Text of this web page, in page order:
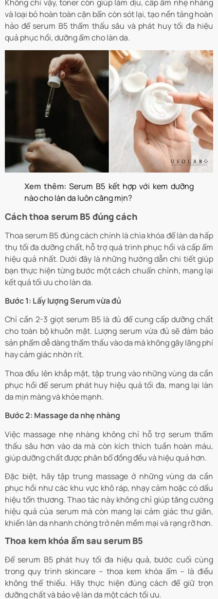
Không chỉ vậy, toner còn giúp làm dịu, cấp ẩm nhẹ nhàng
và loại bỏ hoàn toàn cặn bẩn còn sót lại, tạo nền tảng hoàn
hảo để serum B5 thẩm thấu sâu và phát huy tối đa hiệu
quả phục hồi, dưỡng ẩm cho làn da.
Xem thêm: Serum B5 kết hợp với kem dưỡng
nào cho làn da luôn căng mịn?
Cách thoa serum B5 đúng cách
Thoa serum B5 đúng cách chính là chìa khóa để làn da hấp
thụ tối đa dưỡng chất, hỗ trợ quá trình phục hồi và cấp ẩm
hiệu quả nhất. Dưới đây là những hướng dẫn chi tiết giúp
bạn thực hiện từng bước một cách chuẩn chỉnh, mang lại
kết quả tối ưu cho làn da.
Bước 1: Lấy lượng Serum vừa đủ
Chỉ cần 2-3 giọt serum B5 là đủ để cung cấp dưỡng chất
cho toàn bộ khuôn mặt. Lượng serum vừa đủ sẽ đảm bảo
sản phẩm dễ dàng thẩm thấu vào da mà không gây lãng phí
hay cảm giác nhờn rít.
Thoa đều lên khắp mặt, tập trung vào những vùng da cần
phục hồi để serum phát huy hiệu quả tối đa, mang lại làn
da mịn màng và khỏe mạnh.
Bước 2: Massage da nhẹ nhàng
Việc massage nhẹ nhàng không chỉ hỗ trợ serum thẩm
thấu sâu hơn vào da mà còn kích thích tuần hoàn máu,
giúp dưỡng chất được phân bổ đồng đều và hiệu quả hơn.
Đặc biệt, hãy tập trung massage ở những vùng da cần
phục hồi như các khu vực khô ráp, nhạy cảm hoặc có dấu
hiệu tổn thương. Thao tác này không chỉ giúp tăng cường
hiệu quả của serum mà còn mang lại cảm giác thư giãn,
khiến làn da nhanh chóng trở nên mềm mại và rạng rỡ hơn.
Thoa kem khóa ẩm sau serum B5
Để serum B5 phát huy tối đa hiệu quả, bước cuối cùng
trong quy trình skincare – thoa kem khóa ẩm – là điều
không thể thiếu. Hãy thực hiện đúng cách để giữ trọn
dưỡng chất và bảo vệ làn da một cách tối ưu.